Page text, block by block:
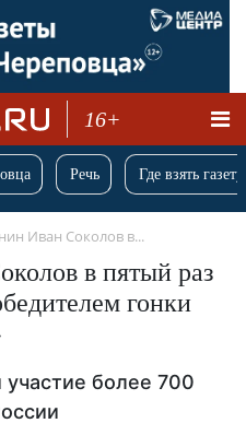
16+
Речь Где взять
Иван Соколов в...
в пятый раз
гонки
участие более 700